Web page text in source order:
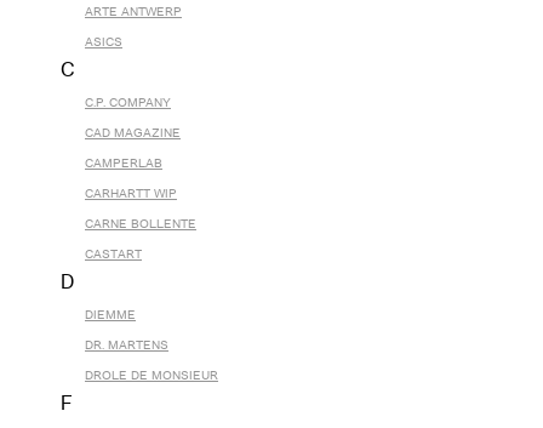
ARTE ANTWERP
ASICS
C
C.P. COMPANY
CAD MAGAZINE
CAMPERLAB
CARHARTT WIP
CARNE BOLLENTE
CASTART
D
DIEMME
DR. MARTENS
DROLE DE MONSIEUR
F